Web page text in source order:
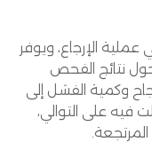
الإرجاع، ويوفر
نتائج الفحص
وكمية الفشل إلى
فيه على التوالي،